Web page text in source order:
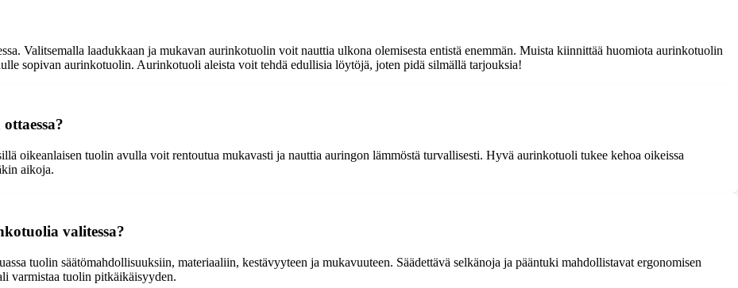
Valitsemalla laadukkaan ja mukavan aurinkotuolin voit nauttia ulkona olemisesta entistä enemmän. Muista kiinnittää huomiota aurinkotuolin
sopivan aurinkotuolin. Aurinkotuoli aleista voit tehdä edullisia löytöjä, joten pidä silmällä tarjouksia!
oikeanlaisen tuolin avulla voit rentoutua mukavasti ja nauttia auringon lämmöstä turvallisesti. Hyvä aurinkotuoli tukee kehoa oikeissa
aikoja.
valitessa?
tuolin säätömahdollisuuksiin, materiaaliin, kestävyyteen ja mukavuuteen. Säädettävä selkänoja ja pääntuki mahdollistavat ergonomisen
varmistaa tuolin pitkäikäisyyden.